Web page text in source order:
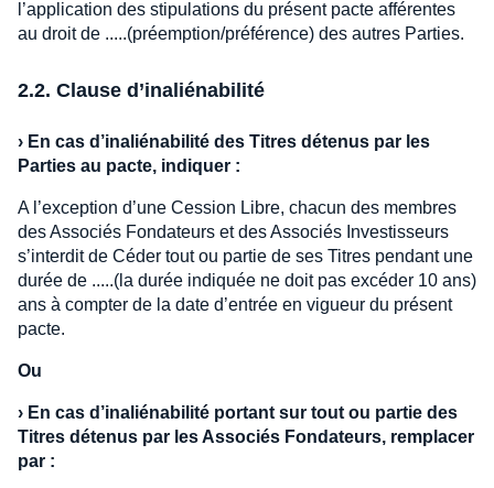
l’application des stipulations du présent pacte afférentes
au droit de .....(préemption/préférence) des autres Parties.
2.2. Clause d’inaliénabilité
› En cas d’inaliénabilité des Titres détenus par les
Parties au pacte, indiquer :
A l’exception d’une Cession Libre, chacun des membres
des Associés Fondateurs et des Associés Investisseurs
s’interdit de Céder tout ou partie de ses Titres pendant une
durée de .....(la durée indiquée ne doit pas excéder 10 ans)
ans à compter de la date d’entrée en vigueur du présent
pacte.
Ou
› En cas d’inaliénabilité portant sur tout ou partie des
Titres détenus par les Associés Fondateurs, remplacer
par :